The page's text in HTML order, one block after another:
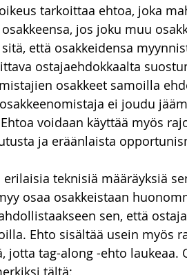
tarkoittaa ehtoa, joka
jos joku muu
että osakkeidensa
ostajaehdokkaalta
osakkeet samoilla
ei joudu
voidaan käyttää myös
ja eräänlaista
teknisiä määräyksiä
osaa osakkeistaan
sen, että
Ehto sisältää usein myös
jotta tag-along -ehto laukeaa.
tältä: